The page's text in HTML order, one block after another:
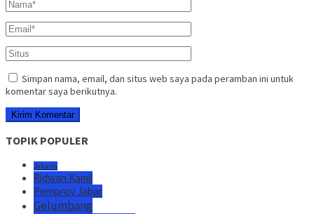
Simpan nama, email, dan situs web saya pada peramban ini untuk
komentar saya berikutnya.
TOPIK POPULER
Jakarta
Ridwan Kamil
Pemprov Jabar
Gelumbang